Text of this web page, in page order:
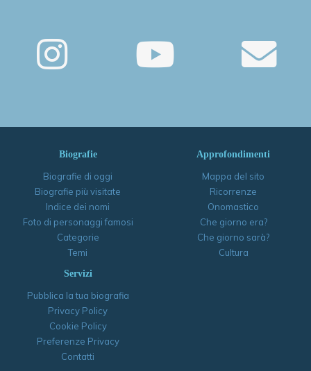
Biografie
Biografie di oggi
Biografie più visitate
Indice dei nomi
Foto di personaggi famosi
Categorie
Temi
Approfondimenti
Mappa del sito
Ricorrenze
Onomastico
Che giorno era?
Che giorno sarà?
Cultura
Servizi
Pubblica la tua biografia
Privacy Policy
Cookie Policy
Preferenze Privacy
Contatti